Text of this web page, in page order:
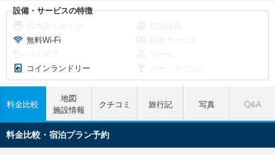
設備・サービスの特徴
無料Wi-Fi
コインランドリー
料金比較
地図
施設情報
クチコミ 旅行記 写真 Q&A
料金比較・宿泊プラン予約